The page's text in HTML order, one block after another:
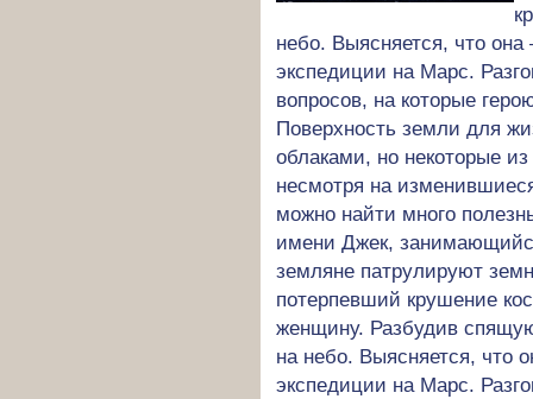
небо. Выясняется, что
экспедиции на Марс.
вопросов, на которые
Поверхность земли для
облаками, но некоторые
несмотря на
можно найти много
имени Джек,
земляне патрулируют
потерпевший крушение
женщину. Разбудив
на небо. Выясняется, что
экспедиции на Марс.